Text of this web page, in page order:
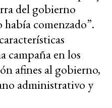
del gobierno
comenzado”.
campaña en los
afines al gobierno,
administrativo y